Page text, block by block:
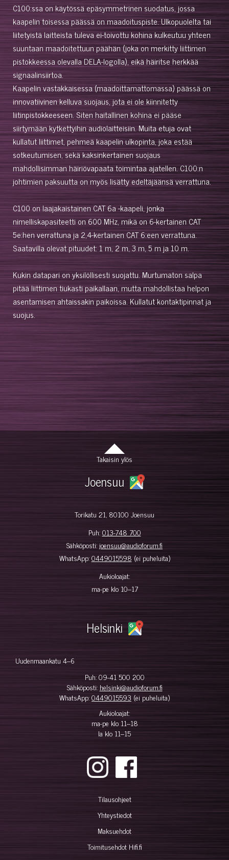
C100:ssa on käytössä epäsymmetrinen suodatus, jossa
kaapelin toisessa päässä on maadoituspiste. Ulkopuolelta tai
liitetyistä laitteista tuleva ei-toivottu kohina kulkeutuu yhteen
suuntaan maadoitettuun päähän (joka on merkitty liittimen
pistokkeessa olevalla DELA-logolla), eikä häiritse herkkää
signaalinsiirtoa.
Kaapelin vastakkaisessa (maadoittamattomassa) päässä on
innovatiivinen kelluva suojaus, jota ei ole kiinnitetty
liitinpistokkeeseen. Siten haitallinen kohina ei pääse
siirtymään kytkettyihin audiolaitteisiin. Muita etuja ovat
kullatut liittimet, pehmeä kaapelin ulkopinta, joka estää
sotkeutumisen, sekä kaksinkertainen suojaus
mahdollisimman häiriövapaata toimintaa ajatellen. C100:n
johtimien paksuutta on myös lisätty edeltäjäänsä verrattuna.
C100 on laajakaistainen CAT 6a -kaapeli, jonka
nimelliskapasiteetti on 600 MHz, mikä on 6-kertainen CAT
5e:hen verrattuna ja 2,4-kertainen CAT 6:een verrattuna.
Saatavilla olevat pituudet: 1 m, 2 m, 3 m, 5 m ja 10 m.
Kukin datapari on yksilöllisesti suojattu. Murtumaton salpa
pitää liittimen tiukasti paikallaan, mutta mahdollistaa helpon
asentamisen ahtaissakin paikoissa. Kullatut kontaktipinnat ja
suojus.
Takaisin ylös
Joensuu
Torikatu 21, 80100 Joensuu
Puh:013-748 700
Sähköposti: joensuu@audioforum.fi
WhatsApp:0449015598 (ei puheluita)
Aukioloajat:
ma-pe klo 10–17
Helsinki
Uudenmaankatu 4–6
Puh:09-41 500 200
Sähköposti: helsinki@audioforum.fi
WhatsApp:0449015593 (ei puheluita)
Aukioloajat:
ma-pe klo 11–18
la klo 11–15
Tilausohjeet
Yhteystiedot
Maksuehdot
Toimitusehdot Hifi.fi